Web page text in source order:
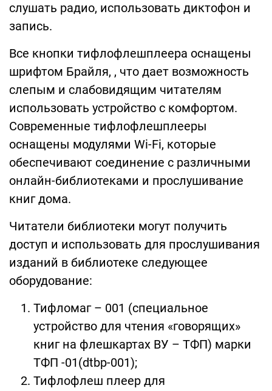
слушать радио, использовать диктофон и
запись.
Все кнопки тифлофлешплеера оснащены
шрифтом Брайля, , что дает возможность
слепым и слабовидящим читателям
использовать устройство с комфортом.
Современные тифлофлешплееры
оснащены модулями Wi-Fi, которые
обеспечивают соединение с различными
онлайн-библиотеками и прослушивание
книг дома.
Читатели библиотеки могут получить
доступ и использовать для прослушивания
изданий в библиотеке следующее
оборудование:
Тифломаг – 001 (специальное
устройство для чтения «говорящих»
книг на флешкартах ВУ – ТФП) марки
ТФП -01(dtbp-001);
Тифлофлеш плеер для